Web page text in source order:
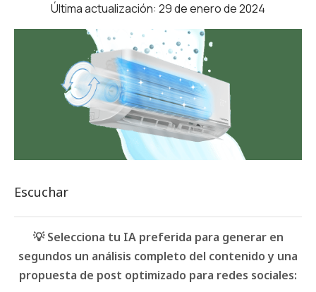
Última actualización: 29 de enero de 2024
Escuchar
💡 Selecciona tu IA preferida para generar en
segundos un análisis completo del contenido y una
propuesta de post optimizado para redes sociales: